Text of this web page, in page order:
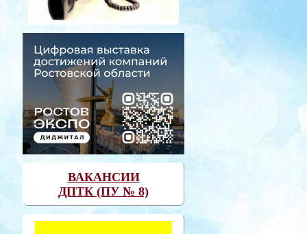
ВАКАНСИИ
ДПТК (ПУ № 8)